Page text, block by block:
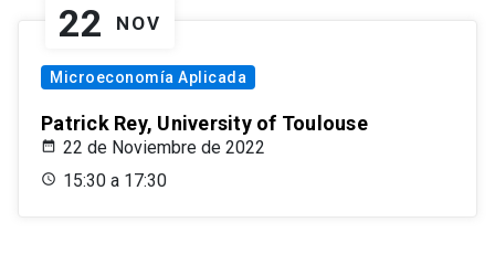
22 NOV
Microeconomía Aplicada
Patrick Rey, University of Toulouse
22 de Noviembre de 2022
15:30 a 17:30